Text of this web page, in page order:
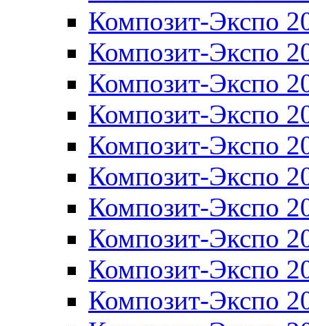
Композит-Экспо
Композит-Экспо
Композит-Экспо
Композит-Экспо
Композит-Экспо
Композит-Экспо
Композит-Экспо
Композит-Экспо
Композит-Экспо
Композит-Экспо